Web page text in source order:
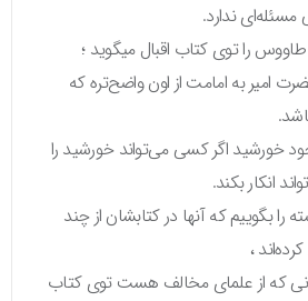
ندارد.
را توی کتاب اقبال میگوید ؛
به امامت از اون واضح‌تره که
اگر کسی می‌تواند خورشید را
انکار بکند.
را بگوییم که آنها در کتابشان از چند
،
که از علمای مخالف هست توی کتاب